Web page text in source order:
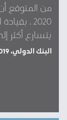
2020 ،
يتسارع أكثر إلى 4 في المائة في عام
البنك الدولي، 2019